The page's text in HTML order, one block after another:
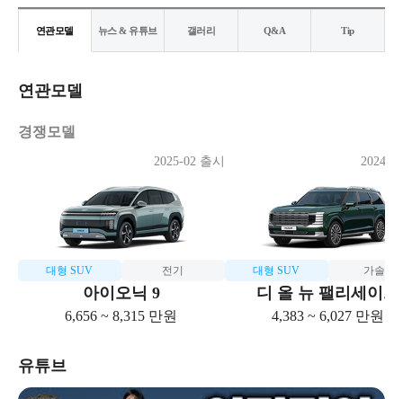
연관모델 뉴스 & 유튜브 갤러리 Q&A Tip
연관모델
경쟁모델
대형 SUV 전기
아이오닉 9
2025-02 출시
6,656 ~ 8,315 만원
대형 SUV 가솔린
디 올 뉴 팰리세이드
2024-
4,383 ~ 6,027 만원
유튜브